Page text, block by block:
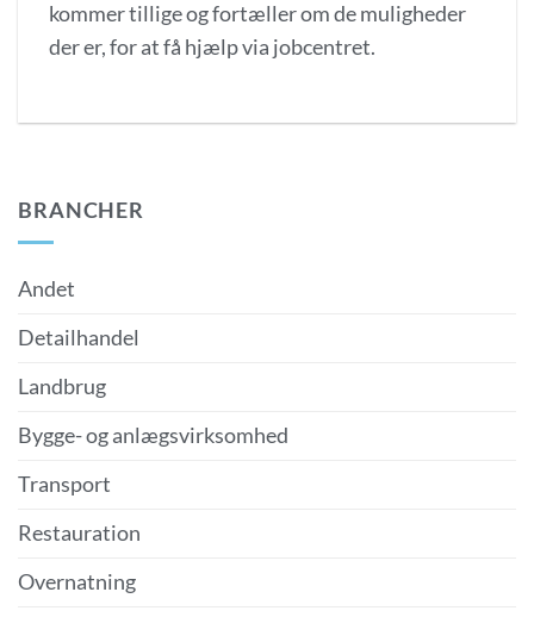
kommer tillige og fortæller om de muligheder
der er, for at få hjælp via jobcentret.
BRANCHER
Andet
Detailhandel
Landbrug
Bygge- og anlægsvirksomhed
Transport
Restauration
Overnatning